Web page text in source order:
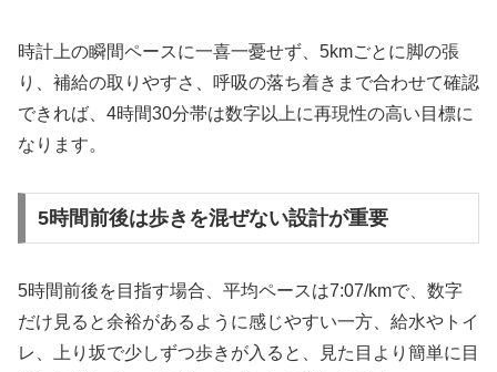
時計上の瞬間ペースに一喜一憂せず、5kmごとに脚の張
り、補給の取りやすさ、呼吸の落ち着きまで合わせて確認
できれば、4時間30分帯は数字以上に再現性の高い目標に
なります。
5時間前後は歩きを混ぜない設計が重要
5時間前後を目指す場合、平均ペースは7:07/kmで、数字
だけ見ると余裕があるように感じやすい一方、給水やトイ
レ、上り坂で少しずつ歩きが入ると、見た目より簡単に目